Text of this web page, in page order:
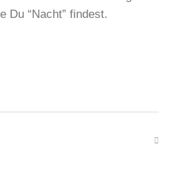
Du “Nacht” findest.